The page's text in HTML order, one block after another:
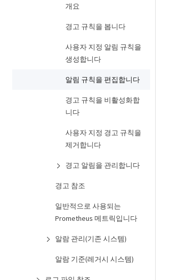
개요
경고 규칙을 봅니다
사용자 지정 알림 규칙을
생성합니다
알림 규칙을 편집합니다
경고 규칙을 비활성화합
니다
사용자 지정 경고 규칙을
제거합니다
경고 알림을 관리합니다
경고 참조
일반적으로 사용되는
Prometheus 메트릭입니다
알람 관리(기존 시스템)
알람 기준(레거시 시스템)